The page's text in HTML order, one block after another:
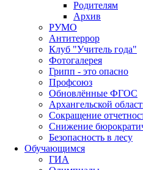
Родителям
Архив
РУМО
Антитеррор
Клуб "Учитель года"
Фотогалерея
Грипп - это опасно
Профсоюз
Обновлённые ФГОС
Архангельской
Сокращение
Снижение
Безопасность в лесу
Обучающимся
ГИА